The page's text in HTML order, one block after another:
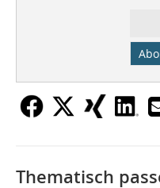
Thematisch